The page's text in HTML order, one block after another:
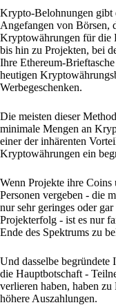
Krypto-Belohnungen gibt
Angefangen von Börsen,
Kryptowährungen für die
bis hin zu Projekten, bei
Ihre Ethereum-
heutigen
Werbegeschenken.
Die meisten dieser
minimale Mengen an
einer der inhärenten
Kryptowährungen ein
Wenn Projekte ihre
Personen vergeben - die
nur sehr geringes oder
Projekterfolg - ist es nur
Ende des Spektrums zu
Und dasselbe begründete
die Hauptbotschaft -
verlieren haben, haben
höhere Auszahlungen.